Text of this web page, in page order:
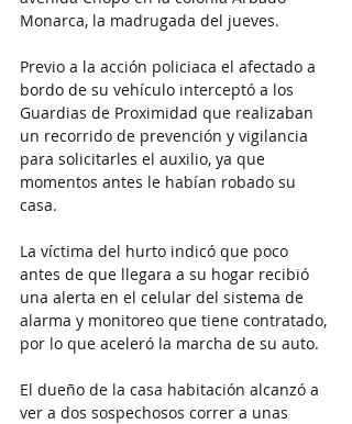
Monarca, la madrugada del jueves.
Previo a la acción policiaca el afectado a
bordo de su vehículo interceptó a los
Guardias de Proximidad que realizaban
un recorrido de prevención y vigilancia
para solicitarles el auxilio, ya que
momentos antes le habían robado su
casa.
La víctima del hurto indicó que poco
antes de que llegara a su hogar recibió
una alerta en el celular del sistema de
alarma y monitoreo que tiene contratado,
por lo que aceleró la marcha de su auto.
El dueño de la casa habitación alcanzó a
ver a dos sospechosos correr a unas